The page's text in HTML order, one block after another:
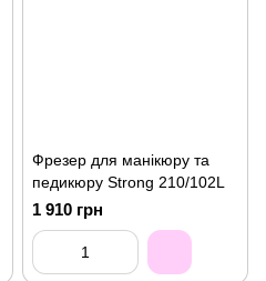
Фрезер для манікюру та
педикюру Strong 210/102L
1 910 грн